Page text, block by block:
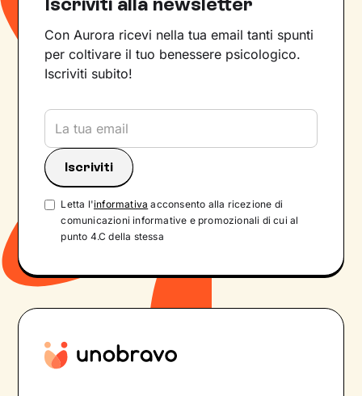
Con Aurora ricevi nella tua email tanti spunti
per coltivare il tuo benessere psicologico.
Iscriviti subito!
Letta l'informativa acconsento alla ricezione di
comunicazioni informative e promozionali di cui al
punto 4.C della stessa